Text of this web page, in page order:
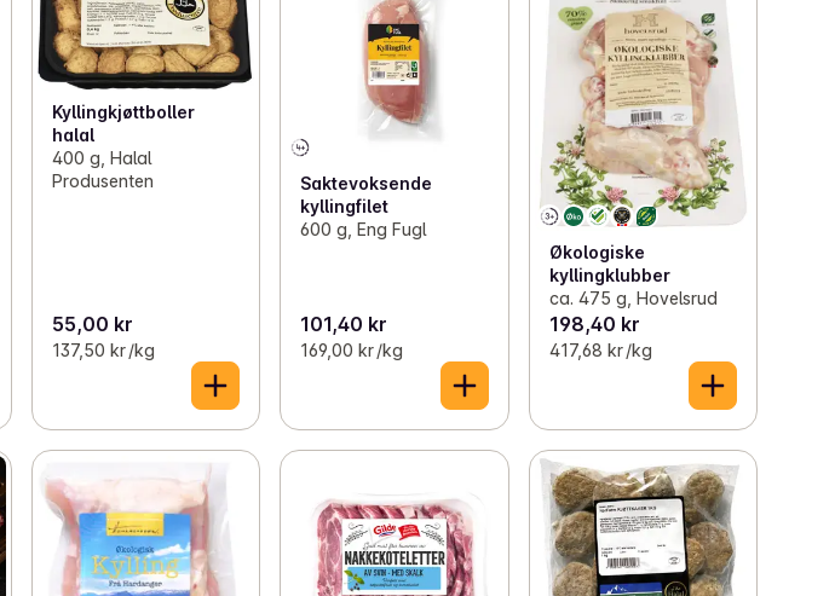
Kyllingkjøttboller
halal
400 g, Halal
Produsenten
55,00 kr
137,50 kr /kg
Saktevoksende
kyllingfilet
600 g, Eng Fugl
101,40 kr
169,00 kr /kg
Økologiske
kyllingklubber
ca. 475 g, Hovelsrud
198,40 kr
417,68 kr /kg